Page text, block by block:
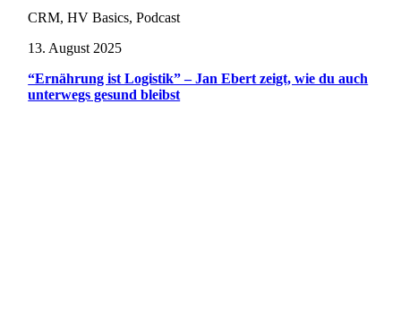
CRM, HV Basics, Podcast
13. August 2025
“Ernährung ist Logistik” – Jan Ebert zeigt, wie du auch
unterwegs gesund bleibst